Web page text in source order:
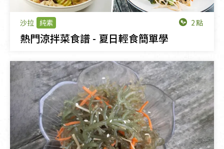
沙拉 純素 2點
熱門涼拌菜食譜 - 夏日輕食簡單學